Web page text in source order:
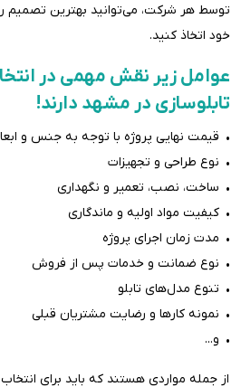
توسط هر شرکت، می‌توانید بهترین تصمیم
خود اتخاذ کنید.
عوامل زیر نقش مهمی در
تابلوسازی در مشهد دارند!
• قیمت نهایی پروژه با توجه به جنس و
• نوع طراحی و تجهیزات
• ساخت، نصب، تعمیر و نگهداری
• کیفیت مواد اولیه و ماندگاری
• مدت زمان اجرای پروژه
• نوع ضمانت و خدمات پس از فروش
• تنوع مدل‌های تابلو
• نمونه کارها و رضایت مشتریان قبلی
• و...
از جمله مواردی هستند که باید برای